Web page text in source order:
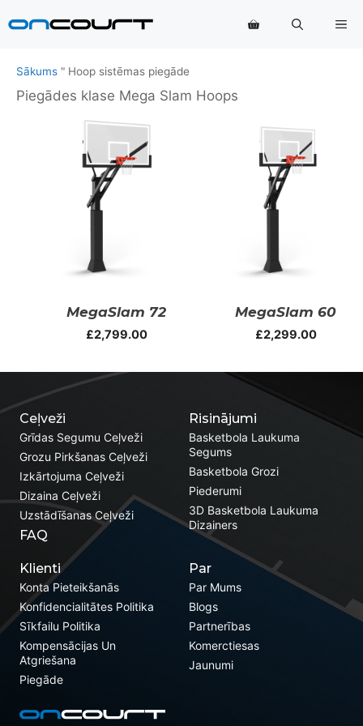
uz
Sākums " Hoop sistēmas piegāde
Piegādes klase Mega Slam Hoops
MegaSlam 72
£2,799.00
MegaSlam 60
£2,299.00
Risinājumi
Basketbola Laukuma
Segums
Basketbola Grozi
Piederumi
3D Basketbola Laukuma
Dizainers
Ceļveži
Grīdas Segumu Ceļveži
Grozu Pirkšanas Ceļveži
Izkārtojuma Ceļveži
Dizaina Ceļveži
Uzstādīšanas Ceļveži
FAQ
Klienti
Konta Pieteikšanās
Konfidencialitātes Politika
Sīkfailu Politika
Kompensācijas Un
Atgriešana
Piegāde
Par
Par Mums
Blogs
Partnerības
Komerctiesas
Jaunumi